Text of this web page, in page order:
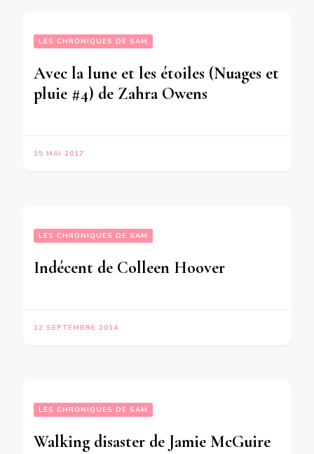
LES CHRONIQUES DE SAM
Avec la lune et les étoiles (Nuages et
pluie #4) de Zahra Owens
15 MAI 2017
LES CHRONIQUES DE SAM
Indécent de Colleen Hoover
12 SEPTEMBRE 2014
LES CHRONIQUES DE SAM
Walking disaster de Jamie McGuire